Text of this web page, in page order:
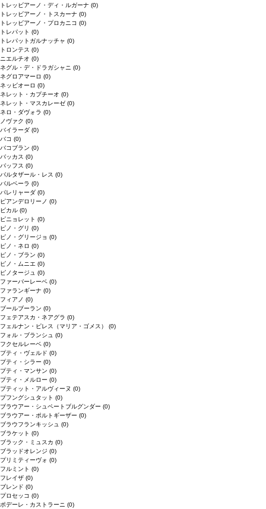
トレッビアーノ・ディ・ルガーナ (0)
トレッビアーノ・トスカーナ (0)
トレッビアーノ・プロカニコ (0)
トレパット (0)
トレパットガルナッチャ (0)
トロンテス (0)
ニエルチオ (0)
ネグル・デ・ドラガシャニ (0)
ネグロアマーロ (0)
ネッビオーロ (0)
ネレット・カプチーオ (0)
ネレット・マスカレーゼ (0)
ネロ・ダヴォラ (0)
ノヴァク (0)
バイラーダ (0)
バコ (0)
バコブラン (0)
バッカス (0)
バッフス (0)
バルタザール・レス (0)
バルベーラ (0)
パレリャーダ (0)
ピアンデロリーノ (0)
ビカル (0)
ピニョレット (0)
ピノ・グリ (0)
ピノ・グリージョ (0)
ピノ・ネロ (0)
ピノ・ブラン (0)
ピノ・ムニエ (0)
ピノタージュ (0)
ファーバーレーベ (0)
ファランギーナ (0)
フィアノ (0)
ブールブーラン (0)
フェテアスカ・ネアグラ (0)
フェルナン・ピレス（マリア・ゴメス） (0)
フォル・ブランシュ (0)
フクセルレーベ (0)
プティ・ヴェルド (0)
プティ・シラー (0)
プティ・マンサン (0)
プティ・メルロー (0)
プティット・アルヴィーヌ (0)
プフングシュタット (0)
ブラウアー・シュペートブルグンダー (0)
ブラウアー・ポルトギーザー (0)
ブラウフランキッシュ (0)
ブラケット (0)
ブラック・ミュスカ (0)
ブラッドオレンジ (0)
プリミティーヴォ (0)
フルミント (0)
フレイザ (0)
ブレンド (0)
プロセッコ (0)
ポデーレ・カストラーニ (0)